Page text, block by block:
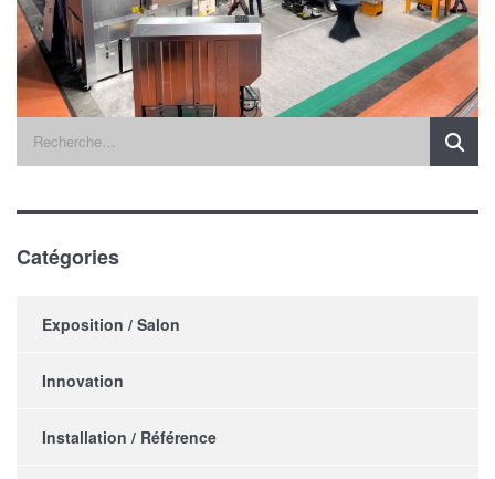
Catégories
Exposition / Salon
Innovation
Installation / Référence